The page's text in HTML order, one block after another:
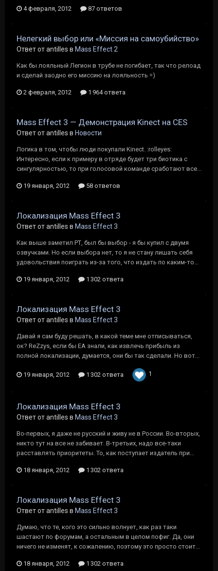
4 февраля, 2012 87 ответов
Нелегкий выбор или «Миссия на самоубийство»
Ответ от antilles в Mass Effect 2
Как бы лояльный Легион в трубе не погибает, так что релоад
и сделай заодно его миссию на лояльность =)
2 февраля, 2012 1 964 ответа
Mass Effect 3 — Демонстрация Kinect на CES
Ответ от antilles в Новости
Логика в том, чтобы люди покупали Kinect. :rolleyes:
Интересно, если к примеру в отряде будет три биотика с
сингулярностью, то при голосовой команде сработают все...
19 января, 2012 58 ответов
Локализация Mass Effect 3
Ответ от antilles в Mass Effect 3
Как выше заметил РТ, был бы выбор - я бы купил с двумя
озвучками. Но если выбора нет, то я не стану лишать себя
удовольствия поиграть из-за того, что издать по каким-то...
19 января, 2012 1 302 ответа
Локализация Mass Effect 3
Ответ от antilles в Mass Effect 3
Давай я сам буду решать, в какой теме мне отписываться,
ок? ReZzys, если бы ЕА знали, как извлечь прибыль из
полной локализации, думается, они бы так сделали. Но вот...
19 января, 2012 1 302 ответа 1
Локализация Mass Effect 3
Ответ от antilles в Mass Effect 3
Во-первых, я даже не русский и живу не в России. Во-вторых,
никто тут на все не забивает. В-третьих, надо все-таки
расставлять приоритеты. То, как поступает издатель при...
18 января, 2012 1 302 ответа
Локализация Mass Effect 3
Ответ от antilles в Mass Effect 3
Думаю, что те, кого это сильно волнует, как раз таки
шастают по форумам, а остальным в целом пофиг. Да, они
ничего не изменят, к сожалению, поэтому это просто стоит...
18 января, 2012 1 302 ответа